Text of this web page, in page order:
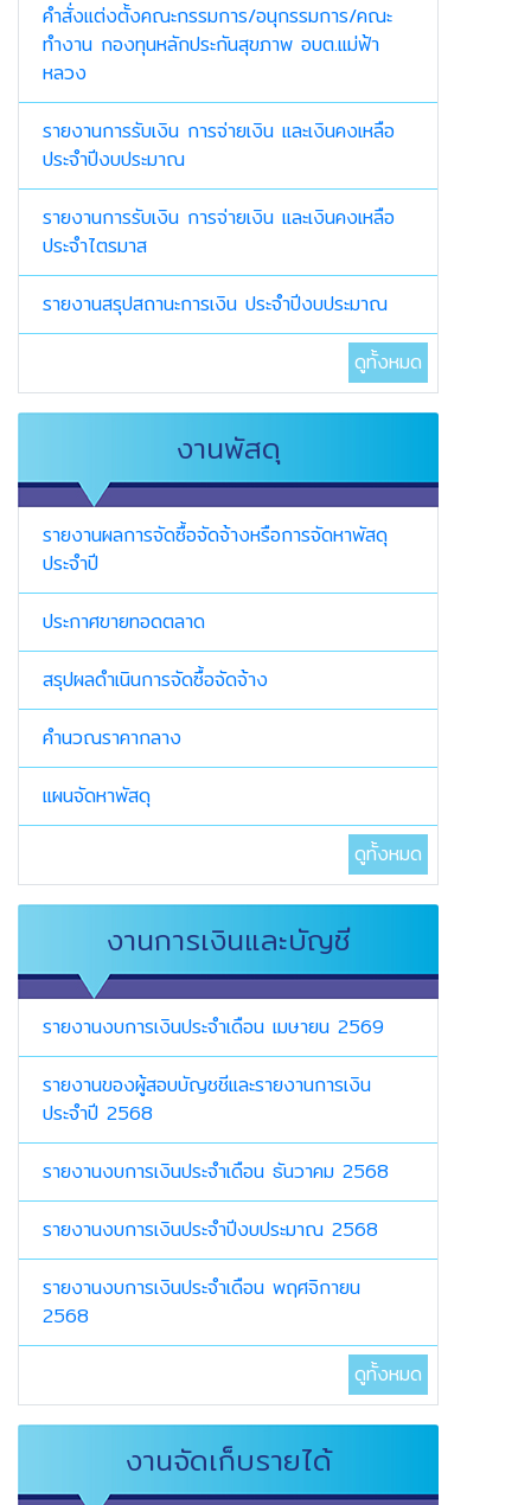
คำสั่งแต่งตั้งคณะกรรมการ/อนุกรรมการ/คณะ
ทำงาน กองทุนหลักประกันสุขภาพ อบต.แม่ฟ้า
หลวง
รายงานการรับเงิน การจ่ายเงิน และเงินคงเหลือ
ประจำปีงบประมาณ
รายงานการรับเงิน การจ่ายเงิน และเงินคงเหลือ
ประจำไตรมาส
รายงานสรุปสถานะการเงิน ประจำปีงบประมาณ
ดูทั้งหมด
งานพัสดุ
รายงานผลการจัดซื้อจัดจ้างหรือการจัดหาพัสดุ
ประจำปี
ประกาศขายทอดตลาด
สรุปผลดำเนินการจัดซื้อจัดจ้าง
คำนวณราคากลาง
แผนจัดหาพัสดุ
ดูทั้งหมด
งานการเงินและบัญชี
รายงานงบการเงินประจำเดือน เมษายน 2569
รายงานของผู้สอบบัญชชีและรายงานการเงิน
ประจำปี 2568
รายงานงบการเงินประจำเดือน ธันวาคม 2568
รายงานงบการเงินประจำปีงบประมาณ 2568
รายงานงบการเงินประจำเดือน พฤศจิกายน
2568
ดูทั้งหมด
งานจัดเก็บรายได้